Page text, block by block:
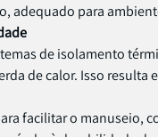
adequado para
de isolamento
de calor. Isso
facilitar o manuseio,